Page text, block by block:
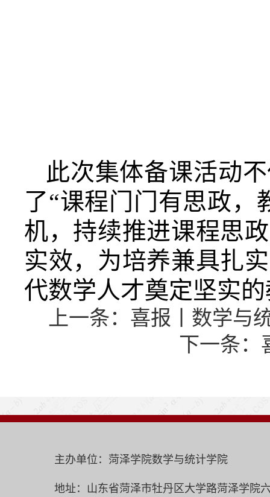
此次集体备课活动
了“课程门门有思政，
机，持续推进课程思
实效，为培养兼具扎
代数学人才奠定坚实
上一条： 喜报丨数学与
下一条：
主办单位：菏泽学院数学与统计学院
地址：山东省菏泽市牡丹区大学路菏泽学院